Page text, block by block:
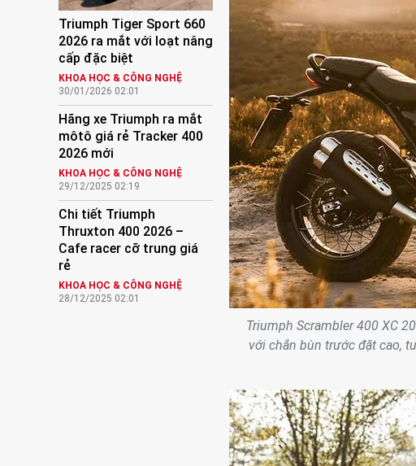
Triumph Tiger Sport 660
2026 ra mắt với loạt nâng
cấp đặc biệt
KHOA HỌC & CÔNG NGHỆ
30/01/2026 02:01
Hãng xe Triumph ra mắt
môtô giá rẻ Tracker 400
2026 mới
KHOA HỌC & CÔNG NGHỆ
29/12/2025 02:19
Chi tiết Triumph
Thruxton 400 2026 –
Cafe racer cỡ trung giá
rẻ
KHOA HỌC & CÔNG NGHỆ
28/12/2025 02:01
Triumph Scrambler 400 XC
với chắn bùn trước đặt cao,